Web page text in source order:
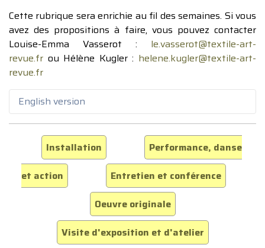
Cette rubrique sera enrichie au fil des semaines. Si vous
avez des propositions à faire, vous pouvez contacter
Louise-Emma Vasserot : le.vasserot@textile-art-
revue.fr ou Hélène Kugler : helene.kugler@textile-art-
revue.fr
English version
Installation
Performance, danse
et action
Entretien et conférence
Oeuvre originale
Visite d'exposition et d'atelier